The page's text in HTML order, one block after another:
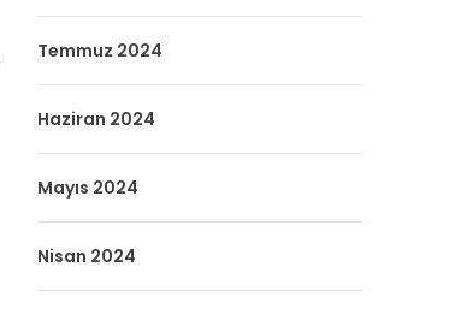
Temmuz 2024
Haziran 2024
Mayıs 2024
Nisan 2024